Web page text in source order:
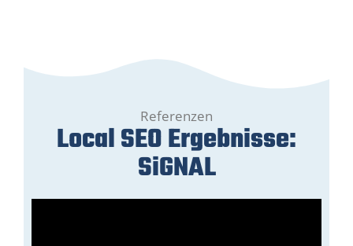
Referenzen
Local SEO Ergebnisse:
SiGNAL